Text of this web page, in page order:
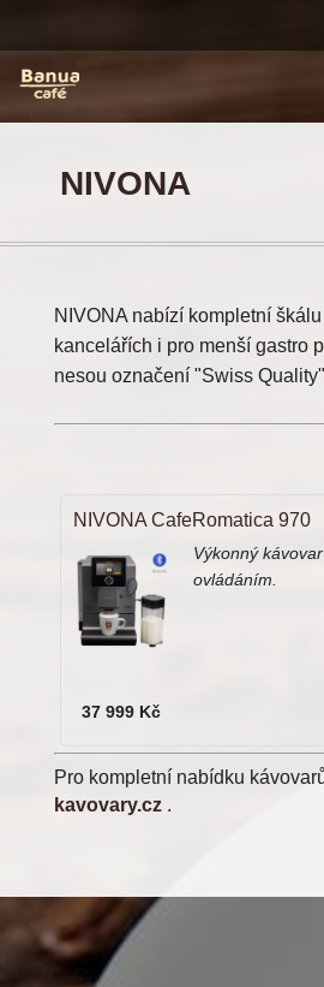
NIVONA
NIVONA nabízí kompletní
kancelářích i pro menší gastro
nesou označení "Swiss
NIVONA CafeRomatica 970
Výkonný
ovládáním.
37 999 Kč
Pro kompletní nabídku
kavovary.cz .